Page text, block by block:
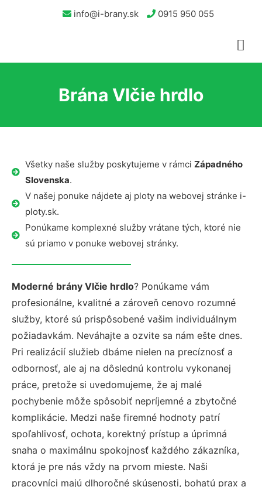
info@i-brany.sk 0915 950 055
Brána Vlčie hrdlo
Všetky naše služby poskytujeme v rámci Západného
Slovenska.
V našej ponuke nájdete aj ploty na webovej stránke i-
ploty.sk.
Ponúkame komplexné služby vrátane tých, ktoré nie
sú priamo v ponuke webovej stránky.
Moderné brány Vlčie hrdlo? Ponúkame vám
profesionálne, kvalitné a zároveň cenovo rozumné
služby, ktoré sú prispôsobené vašim individuálnym
požiadavkám. Neváhajte a ozvite sa nám ešte dnes.
Pri realizácií služieb dbáme nielen na precíznosť a
odbornosť, ale aj na dôslednú kontrolu vykonanej
práce, pretože si uvedomujeme, že aj malé
pochybenie môže spôsobiť nepríjemné a zbytočné
komplikácie. Medzi naše firemné hodnoty patrí
spoľahlivosť, ochota, korektný prístup a úprimná
snaha o maximálnu spokojnosť každého zákazníka,
ktorá je pre nás vždy na prvom mieste. Naši
pracovníci majú dlhoročné skúsenosti, bohatú prax a